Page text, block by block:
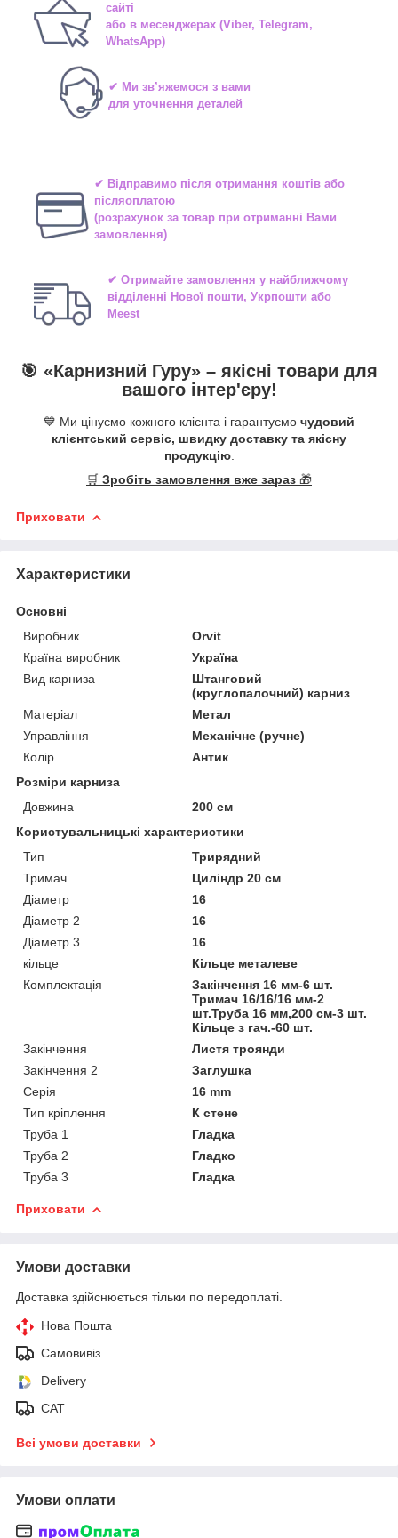
сайті
або в месенджерах(Viber, Telegram,
WhatsApp)
✔ Ми зв’яжемося з вами
для уточнення деталей
✔ Відправимо після отримання коштів або
післяоплатою
(розрахунок за товар при отриманні Вами
замовлення)
✔ Отримайте замовлення у найближчому
відділенні Нової пошти, Укрпошти або
Meest
🎯 «Карнизний Гуру» – якісні товари для
вашого інтер'єру!
💙 Ми цінуємо кожного клієнта і гарантуємо чудовий
клієнтський сервіс, швидку доставку та якісну
продукцію.
🛒 Зробіть замовлення вже зараз 🎁
Приховати
Характеристики
Основні
Виробник
Orvit
Країна виробник
Україна
Вид карниза
Штанговий
(круглопалочний) карниз
Матеріал
Метал
Управління
Механічне (ручне)
Колір
Антик
Розміри карниза
Довжина
200 см
Користувальницькі характеристики
Тип
Трирядний
Тримач
Циліндр 20 см
Діаметр
16
Діаметр 2
16
Діаметр 3
16
кільце
Кільце металеве
Комплектація
Закінчення 16 мм-6 шт.
Тримач 16/16/16 мм-2
шт.Труба 16 мм,200 см-3 шт.
Кільце з гач.-60 шт.
Закінчення
Листя троянди
Закінчення 2
Заглушка
Серія
16 mm
Тип кріплення
К стене
Труба 1
Гладка
Труба 2
Гладко
Труба 3
Гладка
Приховати
Умови доставки
Доставка здійснюється тільки по передоплаті.
Нова Пошта
Самовивіз
Delivery
САТ
Всі умови доставки
Умови оплати